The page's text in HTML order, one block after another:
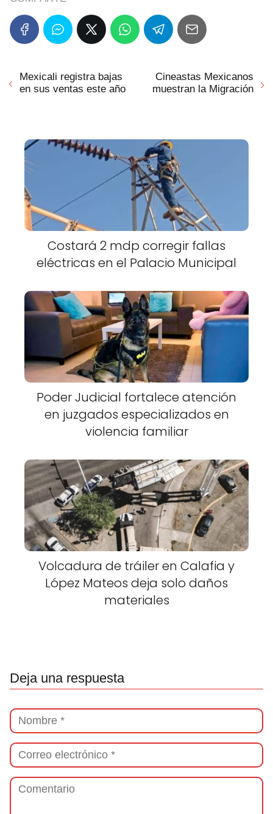
Mexicali registra bajas
en sus ventas este año
Cineastas Mexicanos
muestran la Migración
Costará 2 mdp corregir fallas
eléctricas en el Palacio Municipal
Poder Judicial fortalece atención
en juzgados especializados en
violencia familiar
Volcadura de tráiler en Calafia y
López Mateos deja solo daños
materiales
Deja una respuesta